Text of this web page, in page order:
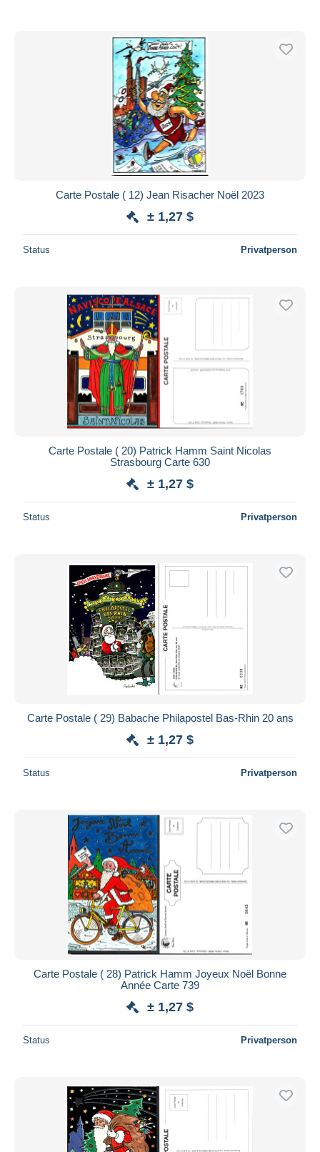
Carte Postale ( 12) Jean Risacher Noël 2023
± 1,27 $
Status Privatperson
Carte Postale ( 20) Patrick Hamm Saint Nicolas
Strasbourg Carte 630
± 1,27 $
Status Privatperson
Carte Postale ( 29) Babache Philapostel Bas-Rhin 20 ans
± 1,27 $
Status Privatperson
Carte Postale ( 28) Patrick Hamm Joyeux Noël Bonne
Année Carte 739
± 1,27 $
Status Privatperson